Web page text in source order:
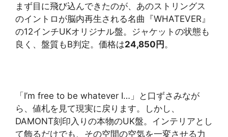
まず目に飛び込んできたのが、あのストリングス
のイントロが脳内再生される名曲『WHATEVER』
の12インチUKオリジナル盤。ジャケットの状態も
良く、盤質もB判定。価格は24,850円。
「I’m free to be whatever I…」と口ずさみなが
ら、値札を見て現実に戻ります。しかし、
DAMONT刻印入りの本物のUK盤。インテリアとし
て飾るだけでも、その空間の空気を一変させる力